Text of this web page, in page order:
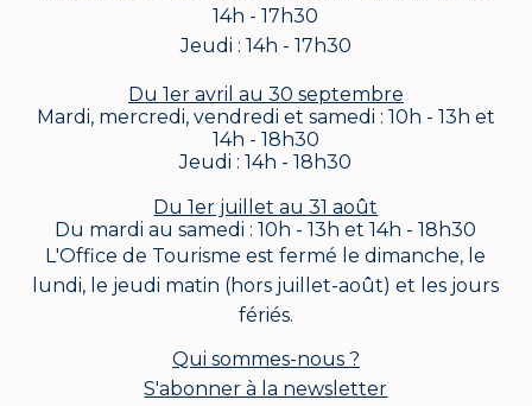
14h - 17h30
Jeudi : 14h - 17h30
Du 1er avril au 30 septembre
Mardi, mercredi, vendredi et samedi : 10h - 13h et
14h - 18h30
Jeudi : 14h - 18h30
Du 1er juillet au 31 août
Du mardi au samedi : 10h - 13h et 14h - 18h30
L'Office de Tourisme est fermé le dimanche, le
lundi, le jeudi matin (hors juillet-août) et les jours
fériés.
Qui sommes-nous ?
S'abonner à la newsletter